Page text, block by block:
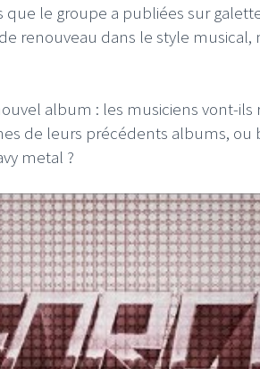
que le groupe a publiées sur
renouveau dans le style musical,
album : les musiciens vont-ils
de leurs précédents albums,
metal ?